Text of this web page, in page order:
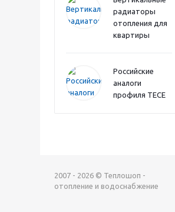
радиаторы
отопления для
квартиры
Российские
аналоги
профиля TECE
2007 - 2026 © Теплошоп -
отопление и водоснабжение